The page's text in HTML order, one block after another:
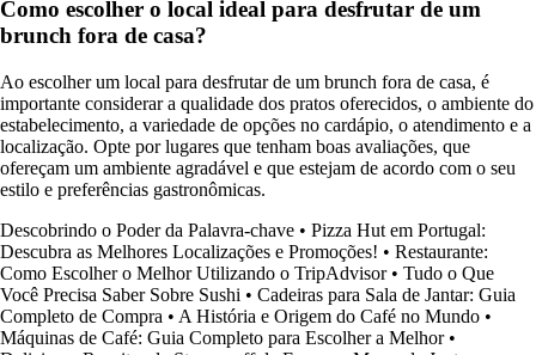
Como escolher o local ideal para desfrutar de um
brunch fora de casa?
Ao escolher um local para desfrutar de um brunch fora de casa, é
importante considerar a qualidade dos pratos oferecidos, o ambiente do
estabelecimento, a variedade de opções no cardápio, o atendimento e a
localização. Opte por lugares que tenham boas avaliações, que
ofereçam um ambiente agradável e que estejam de acordo com o seu
estilo e preferências gastronômicas.
Descobrindo o Poder da Palavra-chave • Pizza Hut em Portugal:
Descubra as Melhores Localizações e Promoções! • Restaurante:
Como Escolher o Melhor Utilizando o TripAdvisor• Tudo o Que
Você Precisa Saber Sobre Sushi • Cadeiras para Sala de Jantar: Guia
Completo de Compra • A História e Origem do Café no Mundo •
Máquinas de Café: Guia Completo para Escolher a Melhor•